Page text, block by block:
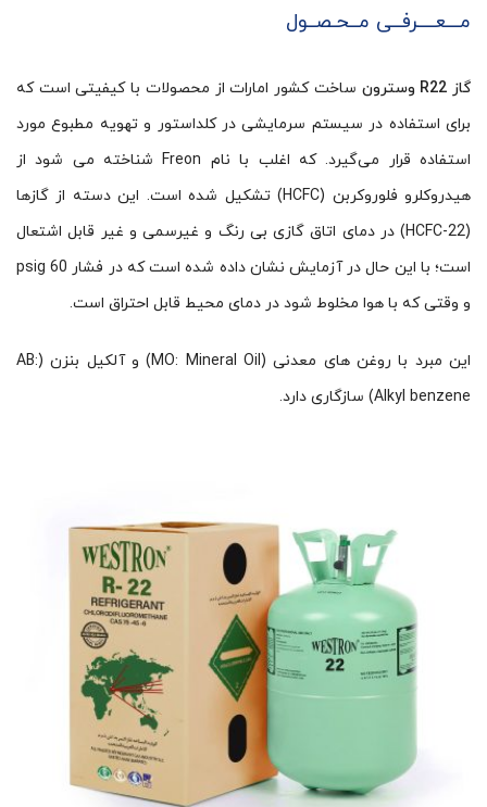
مـــعــــرفــی مــحـصــول
گاز R22 وسترون
ساخت کشور امارات از محصولات با کیفیتی است که
برای استفاده در سیستم سرمایشی در کلداستور و تهویه مطبوع مورد
استفاده قرار می‌گیرد. که اغلب با نام Freon شناخته می شود از
هیدروکلرو فلوروکربن (HCFC) تشکیل شده است. این دسته از گازها
(HCFC-22) در دمای اتاق گازی بی رنگ و غیرسمی و غیر قابل اشتعال
است؛ با این حال در آزمایش نشان داده‌ شده ‌است که در فشار 60 psig
و وقتی که با هوا مخلوط شود در دمای محیط قابل احتراق است.
این مبرد با روغن های معدنی (MO: Mineral Oil) و آلکیل بنزن (AB:
Alkyl benzene) سازگاری دارد.